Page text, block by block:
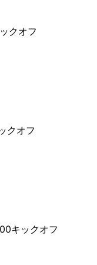
クオフ
クオフ
キックオフ